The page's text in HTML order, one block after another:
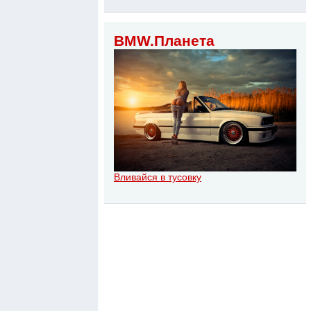
BMW.Планета
Вливайся в тусовку